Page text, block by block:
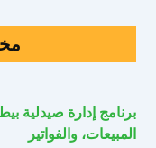
برنامج إدارة صيدلية
المبيعات، والفواتير